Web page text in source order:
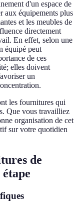
d'un espace de
aux équipements plus
et les meubles de
directement
En effet, selon une
équipé peut
de ces
elles doivent
un
les fournitures qui
Que vous travailliez
organisation de cet
sur votre quotidien
de